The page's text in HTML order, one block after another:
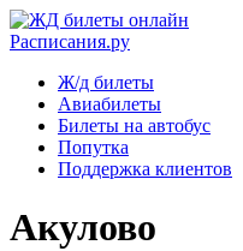
Расписания.ру
Ж/д билеты
Авиабилеты
Билеты на автобус
Попутка
Поддержка клиентов
Акулово